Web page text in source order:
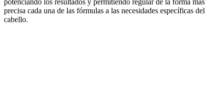
precisa cada una de las fórmulas a las necesidades específicas del
cabello.